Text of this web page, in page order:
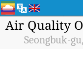
Air Quality
Seongbuk-